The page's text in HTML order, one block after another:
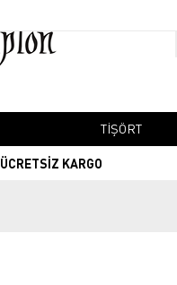
TIŞÖRT
ÜCRETSİZ KARGO